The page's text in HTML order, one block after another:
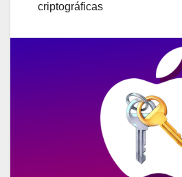
criptográficas